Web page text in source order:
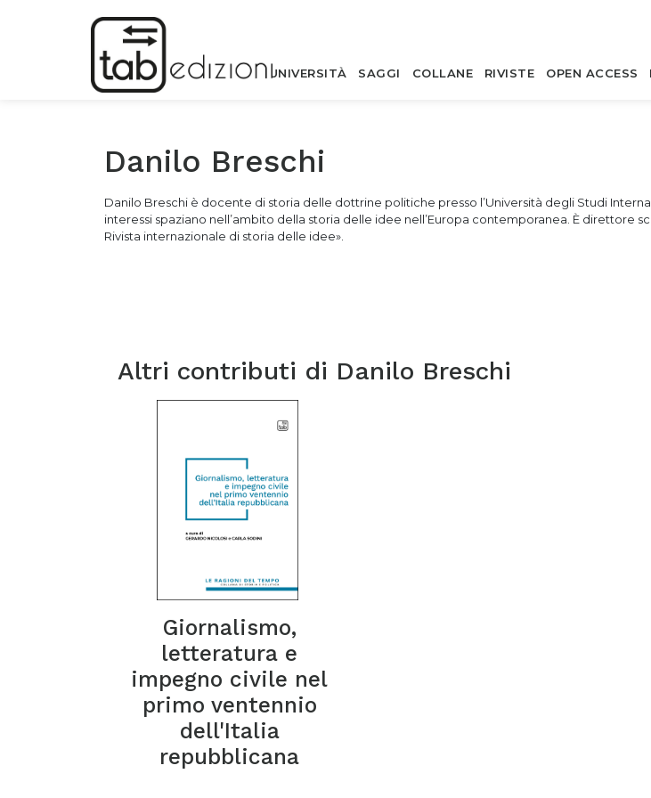
UNIVERSITÀ SAGGI COLLANE RIVISTE OPEN ACCESS
Danilo Breschi
Danilo Breschi è docente di storia delle dottrine politiche presso l’Università degli Studi
interessi spaziano nell’ambito della storia delle idee nell’Europa contemporanea. È direttore
Rivista internazionale di storia delle idee».
Altri contributi di Danilo Breschi
Giornalismo,
letteratura e
impegno civile nel
primo ventennio
dell'Italia
repubblicana